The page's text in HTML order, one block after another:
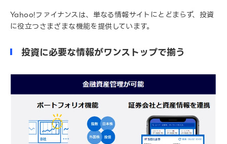
Yahoo!ファイナンスは、単なる情報サイトにとどまらず、投資
に役立つさまざまな機能を提供しています。
投資に必要な情報がワンストップで揃う